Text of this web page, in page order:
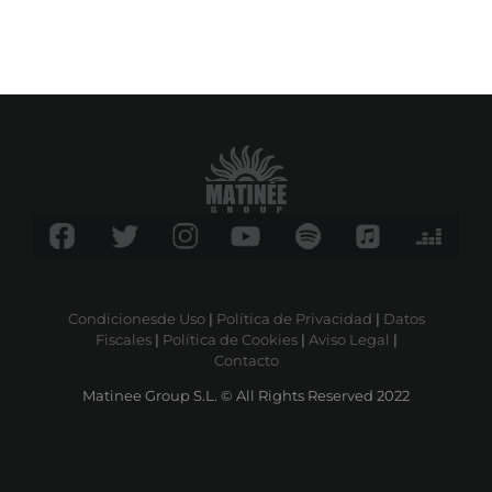
Condicionesde Uso| Política de Privacidad | Datos
Fiscales| Política de Cookies| Aviso Legal |
Contacto
Matinee Group S.L. © All Rights Reserved 2022